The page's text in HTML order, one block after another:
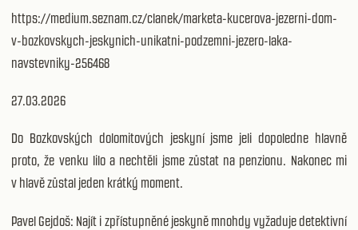
https://medium.seznam.cz/clanek/marketa-kucerova-jezerni-dom-
v-bozkovskych-jeskynich-unikatni-podzemni-jezero-laka-
navstevniky-256468
27.03.2026
Do Bozkovských dolomitových jeskyní jsme jeli dopoledne hlavně
proto, že venku lilo a nechtěli jsme zůstat na penzionu. Nakonec mi
v hlavě zůstal jeden krátký moment.
Pavel Gejdoš: Najít i zpřístupněné jeskyně mnohdy vyžaduje detektivní